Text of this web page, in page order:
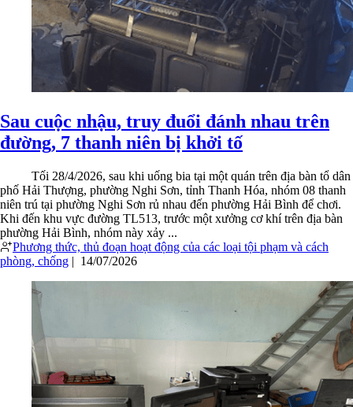
Sau cuộc nhậu, truy đuổi đánh nhau trên
đường, 7 thanh niên bị khởi tố
Tối 28/4/2026, sau khi uống bia tại một quán trên địa bàn tổ dân
phố Hải Thượng, phường Nghi Sơn, tỉnh Thanh Hóa, nhóm 08 thanh
niên trú tại phường Nghi Sơn rủ nhau đến phường Hải Bình để chơi.
Khi đến khu vực đường TL513, trước một xưởng cơ khí trên địa bàn
phường Hải Bình, nhóm này xảy ...
Phương thức, thủ đoạn hoạt động của các loại tội phạm và cách
phòng, chống | 14/07/2026